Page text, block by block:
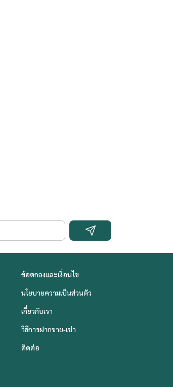
ข้อตกลงและเงื่อนไข
นโยบายความเป็นส่วนตัว
เกี่ยวกับเรา
วิธีการฝากขาย-เช่า
ติดต่อ